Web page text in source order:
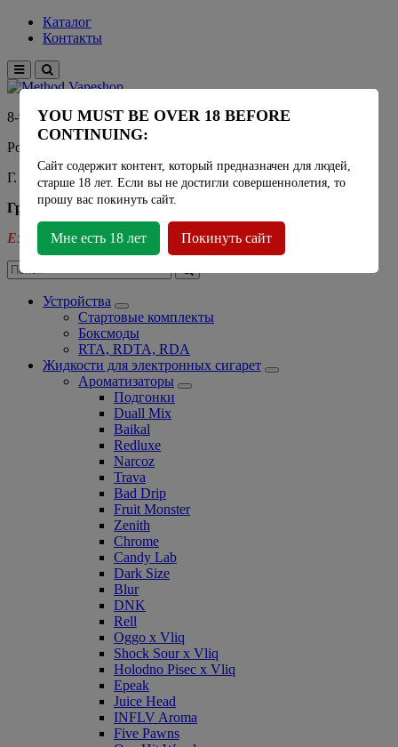
Каталог
Контакты
8-915-450-21-92
Розничный магазин Method Vapeshop
Г. Москва, улица Южнобутовская 36
График работы
Ежедневно - 11:00 - 21:00
Устройства
Стартовые комплекты
Боксмоды
RTA, RDTA, RDA
Жидкости для электронных сигарет
Ароматизаторы
Подгонки
Duall Mix
Baikal
Redluxe
Narcoz
Trava
Bad Drip
Fruit Monster
Zenith
Chrome
Candy Lab
Dark Size
Blur
DNK
Rell
Oggo x Vliq
Shock Sour x Vliq
Holodno Pisec x Vliq
Epeak
Juice Head
INFLV Aroma
Five Pawns
YOU MUST BE OVER 18 BEFORE
CONTINUING:
Сайт содержит контент, который предназначен для людей,
старше 18 лет. Если вы не достигли совершеннолетия, то
прошу вас покинуть сайт.
Мне есть 18 лет Покинуть сайт